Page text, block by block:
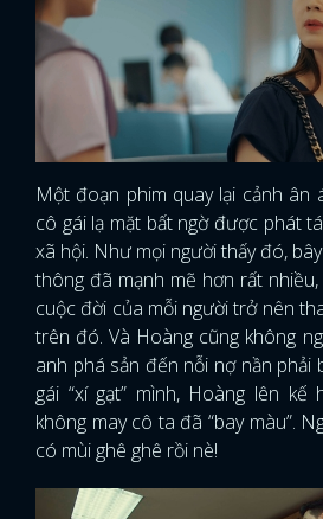
Một đoạn phim quay lại cảnh ân
cô gái lạ mặt bất ngờ được phát
xã hội. Như mọi người thấy đó,
thông đã mạnh mẽ hơn rất
cuộc đời của mỗi người trở nên
trên đó. Và Hoàng cũng không
anh phá sản đến nỗi nợ nần phải
gái “xí gạt” mình, Hoàng lên
không may cô ta đã “bay màu”.
có mùi ghê ghê rồi nè!